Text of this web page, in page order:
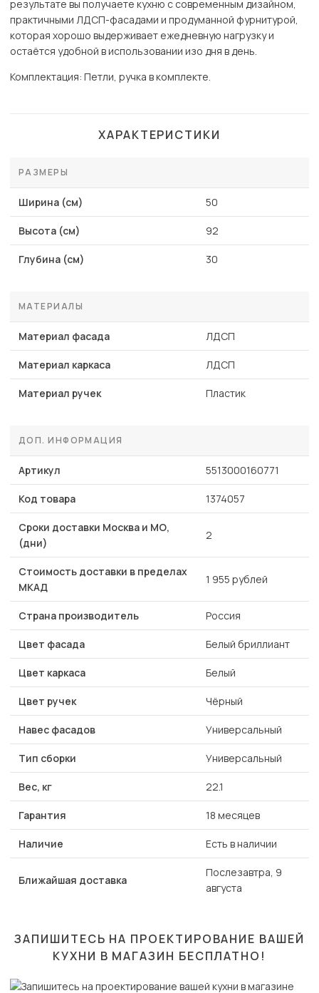
результате вы получаете кухню с современным дизайном,
практичными ЛДСП-фасадами и продуманной фурнитурой,
которая хорошо выдерживает ежедневную нагрузку и
остаётся удобной в использовании изо дня в день.
Комплектация: Петли, ручка в комплекте.
ХАРАКТЕРИСТИКИ
РАЗМЕРЫ
Ширина (см) 50
Высота (см) 92
Глубина (см) 30
МАТЕРИАЛЫ
Материал фасада ЛДСП
Материал каркаса ЛДСП
Материал ручек Пластик
ДОП. ИНФОРМАЦИЯ
Артикул 5513000160771
Код товара 1374057
Сроки доставки Москва и МО,
(дни)
2
Стоимость доставки в пределах
МКАД
1 955 рублей
Страна производитель Россия
Цвет фасада Белый бриллиант
Цвет каркаса Белый
Цвет ручек Чёрный
Навес фасадов Универсальный
Тип сборки Универсальный
Вес, кг 22.1
Гарантия 18 месяцев
Наличие Есть в наличии
Ближайшая доставка
Послезавтра, 9
августа
ЗАПИШИТЕСЬ НА ПРОЕКТИРОВАНИЕ ВАШЕЙ
КУХНИ В МАГАЗИН БЕСПЛАТНО!